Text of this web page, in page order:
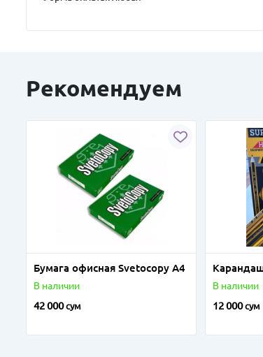
Рекомендуем
Бумага офисная Svetocopy A4
В наличии
42 000сум
В наличии
12 000сум